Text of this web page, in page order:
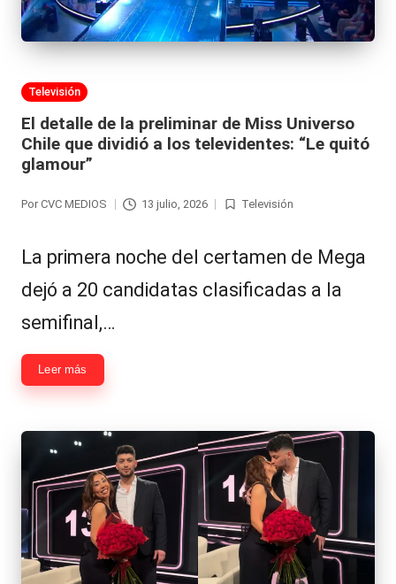
Publicada
Televisión
El detalle de la preliminar de Miss Universo
Chile que dividió a los televidentes: “Le quitó
glamour”
Por CVC MEDIOS 13 julio, 2026
Publicada
Televisión
La primera noche del certamen de Mega
dejó a 20 candidatas clasificadas a la
semifinal,…
Leer más